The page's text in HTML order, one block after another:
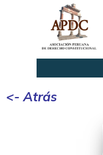
<- Atrás